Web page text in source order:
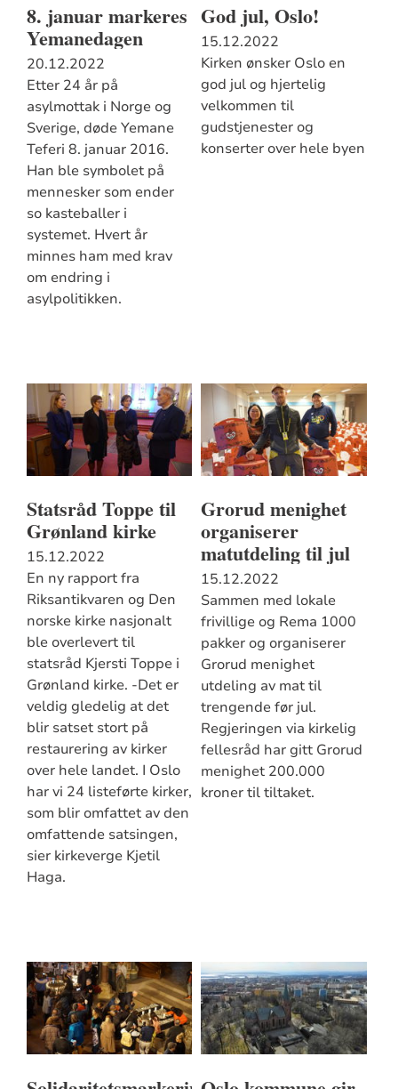
8. januar markeres
Yemanedagen
20.12.2022
Etter 24 år på
asylmottak i Norge og
Sverige, døde Yemane
Teferi 8. januar 2016.
Han ble symbolet på
mennesker som ender
so kasteballer i
systemet. Hvert år
minnes ham med krav
om endring i
asylpolitikken.
God jul, Oslo!
15.12.2022
Kirken ønsker Oslo en
god jul og hjertelig
velkommen til
gudstjenester og
konserter over hele byen
Statsråd Toppe til
Grønland kirke
15.12.2022
En ny rapport fra
Riksantikvaren og Den
norske kirke nasjonalt
ble overlevert til
statsråd Kjersti Toppe i
Grønland kirke. -Det er
veldig gledelig at det
blir satset stort på
restaurering av kirker
over hele landet. I Oslo
har vi 24 listeførte kirker,
som blir omfattet av den
omfattende satsingen,
sier kirkeverge Kjetil
Haga.
Grorud menighet
organiserer
matutdeling til jul
15.12.2022
Sammen med lokale
frivillige og Rema 1000
pakker og organiserer
Grorud menighet
utdeling av mat til
trengende før jul.
Regjeringen via kirkelig
fellesråd har gitt Grorud
menighet 200.000
kroner til tiltaket.